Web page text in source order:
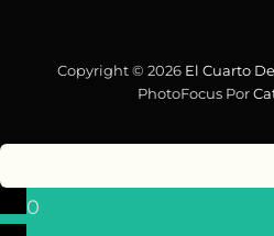
Copyright © 2026 El Cuarto
PhotoFocus Por
0